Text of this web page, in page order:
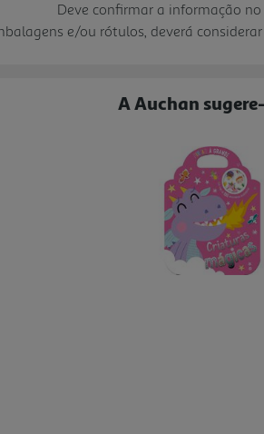
Deve confirmar a informação
e/ou rótulos, deverá
A Auchan